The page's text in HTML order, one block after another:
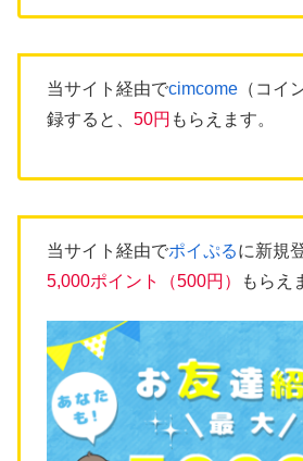
当サイト経由でcimcome （コイ
録すると、 50円 もらえます。
当サイト経由でポイぷるに新規
5,000ポイント（500円）
もらえ